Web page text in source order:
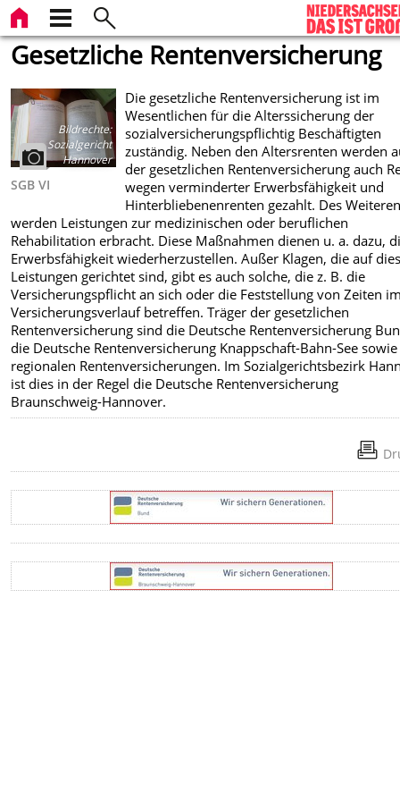
Gesetzliche Rentenversicherung
Bildrechte:
Sozialgericht
Hannover
SGB VI
Die gesetzliche Rentenversicherung ist im
Wesentlichen für die Alterssicherung der
sozialversicherungspflichtig Beschäftigten
zuständig. Neben den Altersrenten werden
der gesetzlichen Rentenversicherung auch
wegen verminderter Erwerbsfähigkeit und
Hinterbliebenenrenten gezahlt. Des
werden Leistungen zur medizinischen oder beruflichen
Rehabilitation erbracht. Diese Maßnahmen dienen u. a. dazu,
Erwerbsfähigkeit wiederherzustellen. Außer Klagen, die auf
Leistungen gerichtet sind, gibt es auch solche, die z. B. die
Versicherungspflicht an sich oder die Feststellung von Zeiten
Versicherungsverlauf betreffen. Träger der gesetzlichen
Rentenversicherung sind die Deutsche Rentenversicherung
die Deutsche Rentenversicherung Knappschaft-Bahn-See
regionalen Rentenversicherungen. Im Sozialgerichtsbezirk
ist dies in der Regel die Deutsche Rentenversicherung
Braunschweig-Hannover.